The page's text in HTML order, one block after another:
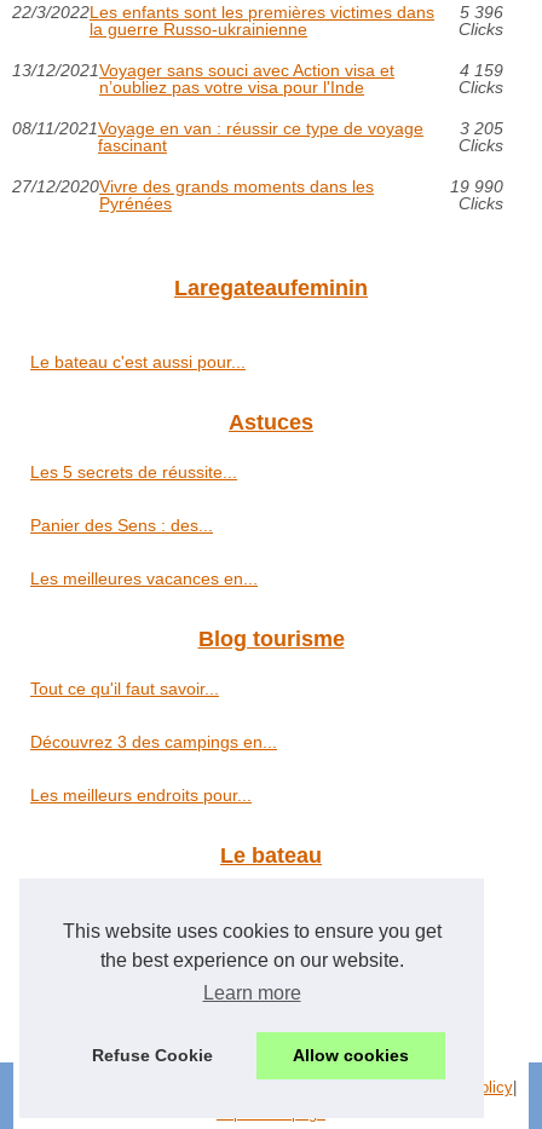
This website uses cookies to ensure you get
the best experience on our website.
Learn more
Refuse Cookie Allow cookies
22/3/2022Les enfants sont les premières victimes dans
la guerre Russo-ukrainienne
5 396
Clicks
13/12/2021Voyager sans souci avec Action visa et
n’oubliez pas votre visa pour l'Inde
4 159
Clicks
08/11/2021Voyage en van : réussir ce type de voyage
fascinant
3 205
Clicks
27/12/2020Vivre des grands moments dans les
Pyrénées
19 990
Clicks
Laregateaufeminin
Le bateau c'est aussi pour...
Astuces
Les 5 secrets de réussite...
Panier des Sens : des...
Les meilleures vacances en...
Blog tourisme
Tout ce qu'il faut savoir...
Découvrez 3 des campings en...
Les meilleurs endroits pour...
Le bateau
Louez un bateau facilement
Cookies Policy|